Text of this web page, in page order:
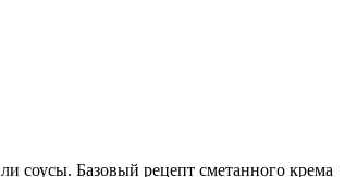
соусы. Базовый рецепт сметанного крема